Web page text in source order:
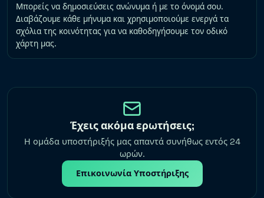
Μπορείς να δημοσιεύσεις ανώνυμα ή με το όνομά σου.
Διαβάζουμε κάθε μήνυμα και χρησιμοποιούμε ενεργά τα
σχόλια της κοινότητας για να καθοδηγήσουμε τον οδικό
χάρτη μας.
Έχεις ακόμα ερωτήσεις;
Η ομάδα υποστήριξής μας απαντά συνήθως εντός 24
ωρών.
Επικοινωνία Υποστήριξης